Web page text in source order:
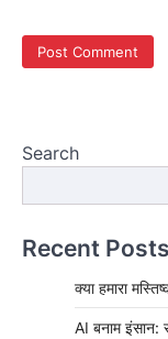
Search
Recent Posts
क्या हमारा
AI बनाम इंसान: